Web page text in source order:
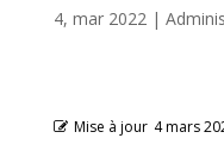
4, mar 2022|
Mise à jour 4 mars